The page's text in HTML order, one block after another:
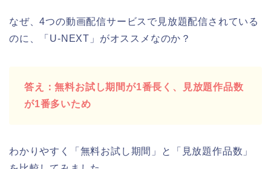
なぜ、4つの動画配信サービスで見放題配信されている
のに、「U-NEXT」がオススメなのか？
答え：無料お試し期間が1番長く、見放題作品数
が1番多いため
わかりやすく「無料お試し期間」と「見放題作品数」